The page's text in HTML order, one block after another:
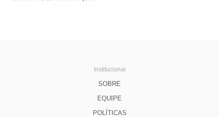
Institucional
SOBRE
EQUIPE
POLÍTICAS